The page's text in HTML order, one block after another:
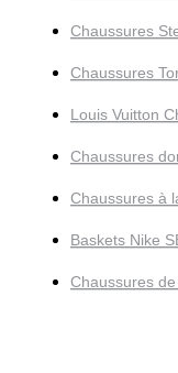
Chaussures
Chaussures
Louis Vuitton
Chaussures
Chaussures à
Baskets Nike
Chaussures